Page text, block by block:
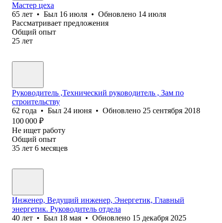
Мастер цеха
65 лет • Был 16 июля • Обновлено 14 июля
Рассматривает предложения
Общий опыт
25 лет
Руководитель ,Технический руководитель , Зам по
строительству
62 года • Был 24 июня • Обновлено 25 сентября 2018
100 000 ₽
Не ищет работу
Общий опыт
35 лет 6 месяцев
Инженер, Ведущий инженер, Энергетик, Главный
энергетик. Руководитель отдела
40 лет • Был 18 мая • Обновлено 15 декабря 2025